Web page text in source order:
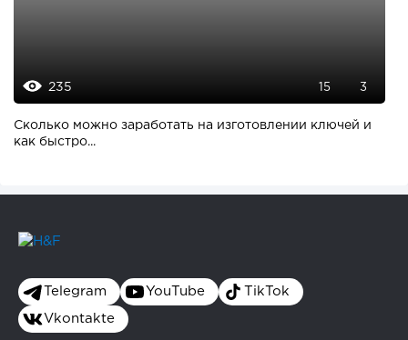
235 15 3
Сколько можно заработать на изготовлении ключей и
как быстро...
Telegram YouTube TikTok
Vkontakte